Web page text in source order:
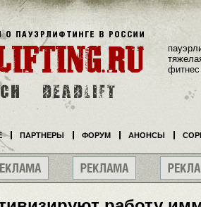
фитнес
ПАРТНЕРЫ ФОРУМ АНОНСЫ